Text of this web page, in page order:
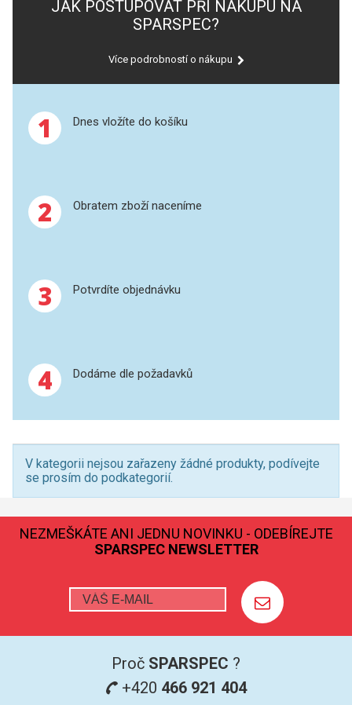
PERKINELMER
TELEDYNE LEEMAN
HORIBA (JOBIN YVONE)
ANALYTIK JENA
SPECIÁLNÍ APLIKACE
XRF
FÓLIE XRF
VZORKOVNICE XRF
TAVENÍ
LISOVÁNÍ
UV-VIS FLUO
VÝBOJKY PRO UV/VIS
Příprava vzorků
JAK POSTUPOVAT PŘI NÁKUPU NA
SPARSPEC?
Více podrobností o nákupu
1 Dnes vložíte do košíku
2 Obratem zboží naceníme
3 Potvrdíte objednávku
4 Dodáme dle požadavků
V kategorii nejsou zařazeny žádné produkty, podívejte
se prosím do podkategorií.
NEZMEŠKÁTE ANI JEDNU NOVINKU - ODEBÍREJTE
SPARSPEC NEWSLETTER
Proč SPARSPEC ?
+420 466 921 404